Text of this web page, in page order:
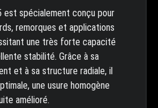
est spécialement conçu pour
remorques et applications
une très forte capacité
stabilité. Grâce à sa
et à sa structure radiale, il
une usure homogène
amélioré.